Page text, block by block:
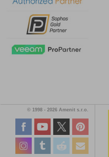
© 1998 - 2026 Amenit s.r.o.